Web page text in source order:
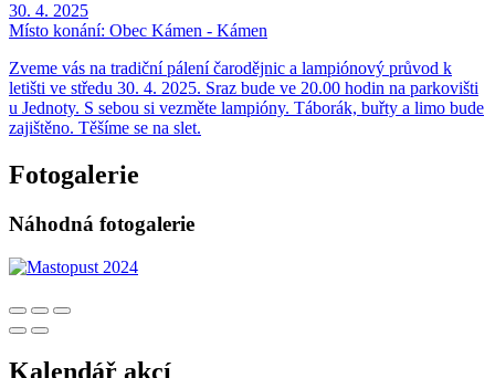
30. 4. 2025
Místo konání: Obec Kámen - Kámen
Zveme vás na tradiční pálení čarodějnic a lampiónový průvod k
letišti ve středu 30. 4. 2025. Sraz bude ve 20.00 hodin na parkovišti
u Jednoty. S sebou si vezměte lampióny. Táborák, buřty a limo bude
zajištěno. Těšíme se na slet.
Fotogalerie
Náhodná fotogalerie
Kalendář akcí